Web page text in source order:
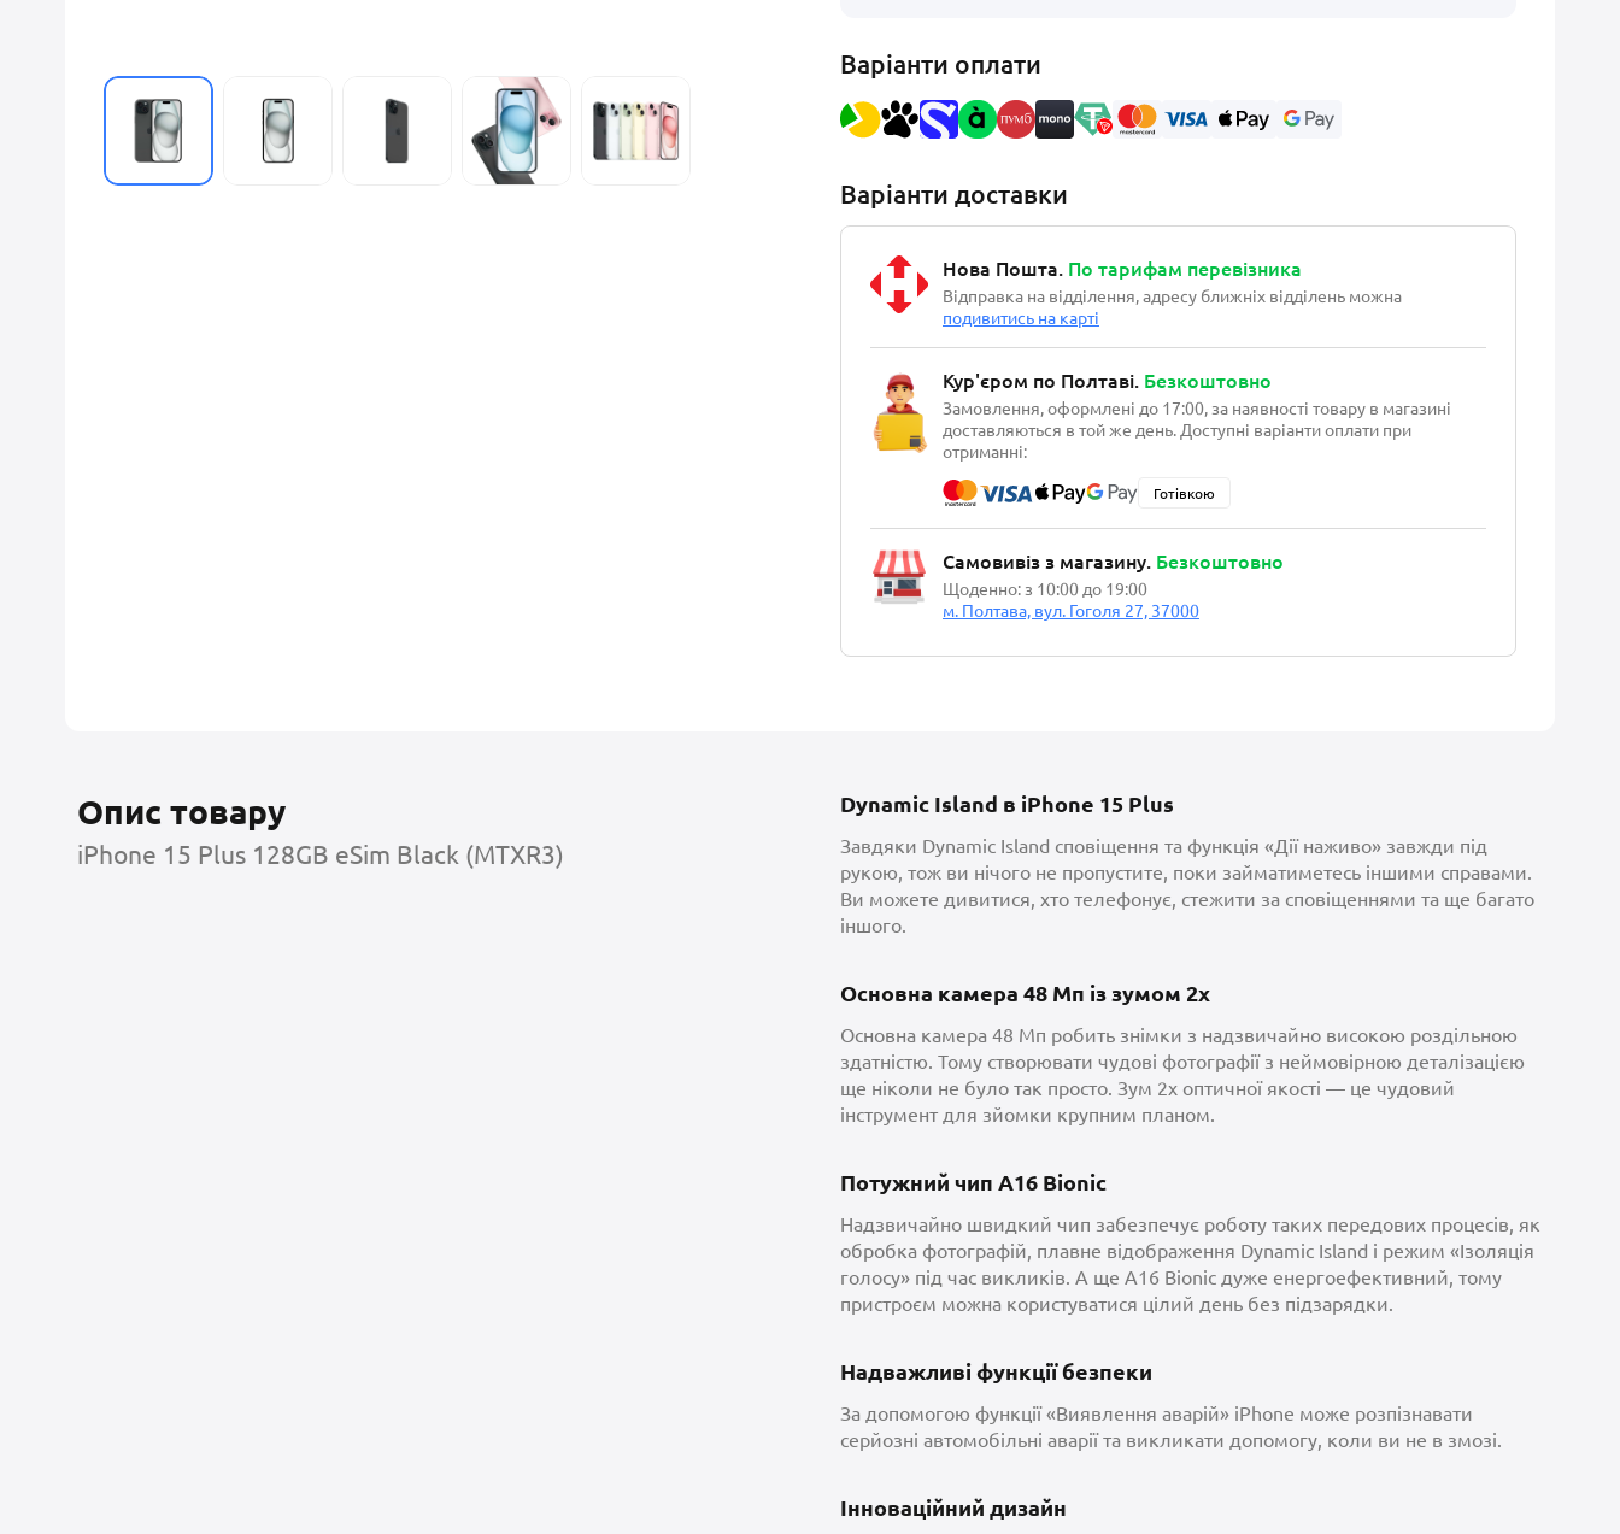
Варіанти оплати
Варіанти доставки
Нова Пошта. По тарифам перевізника
Відправка на відділення, адресу ближніх відділень можна
подивитись на карті
Кур'єром по Полтаві. Безкоштовно
Замовлення, оформлені до 17:00, за наявності товару в магазині
доставляються в той же день. Доступні варіанти оплати при
отриманні:
Готівкою
Самовивіз з магазину. Безкоштовно
Щоденно: з 10:00 до 19:00
м. Полтава, вул. Гоголя 27, 37000
Опис товару
iPhone 15 Plus 128GB eSim Black (MTXR3)
Dynamic Island в iPhone 15 Plus
Завдяки Dynamic Island сповіщення та функція «Дії наживо» завжди під
рукою, тож ви нічого не пропустите, поки займатиметесь іншими справами.
Ви можете дивитися, хто телефонує, стежити за сповіщеннями та ще багато
іншого.
Основна камера 48 Мп із зумом 2x
Основна камера 48 Мп робить знімки з надзвичайно високою роздільною
здатністю. Тому створювати чудові фотографії з неймовірною деталізацією
ще ніколи не було так просто. Зум 2х оптичної якості — це чудовий
інструмент для зйомки крупним планом.
Потужний чип A16 Bionic
Надзвичайно швидкий чип забезпечує роботу таких передових процесів, як
обробка фотографій, плавне відображення Dynamic Island і режим «Ізоляція
голосу» під час викликів. А ще A16 Bionic дуже енергоефективний, тому
пристроєм можна користуватися цілий день без підзарядки.
Надважливі функції безпеки
За допомогою функції «Виявлення аварій» iPhone може розпізнавати
серйозні автомобільні аварії та викликати допомогу, коли ви не в змозі.
Інноваційний дизайн